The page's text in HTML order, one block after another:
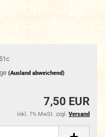
(Ausland abweichend)
7,50 EUR
inkl. 7% MwSt. zzgl. Versand